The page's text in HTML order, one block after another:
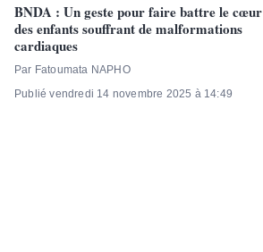
BNDA : Un geste pour faire battre le cœur
des enfants souffrant de malformations
cardiaques
Par Fatoumata NAPHO
Publié vendredi 14 novembre 2025 à 14:49